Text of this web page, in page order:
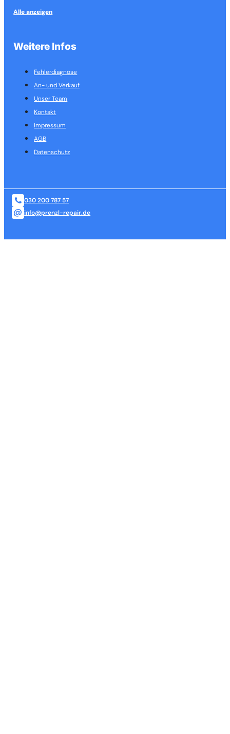
Alle anzeigen
Weitere Infos
Fehlerdiagnose
An- und Verkauf
Unser Team
Kontakt
Impressum
AGB
Datenschutz
030 200 787 57
info@prenzl-repair.de